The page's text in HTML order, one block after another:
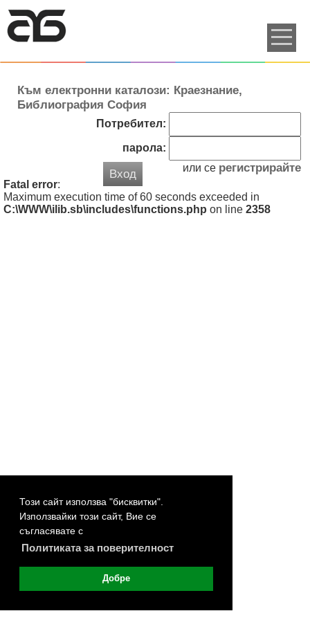
Този сайт използва "бисквитки".
Използвайки този сайт, Вие се
съгласявате с
Политиката за поверителност
Добре
Към електронни каталози: Краезнание,
Библиография София
Потребител:
парола:
Вход или се регистрирайте
Fatal error:
Maximum execution time of 60 seconds exceeded in
C:\WWW\ilib.sb\includes\functions.php on line 2358